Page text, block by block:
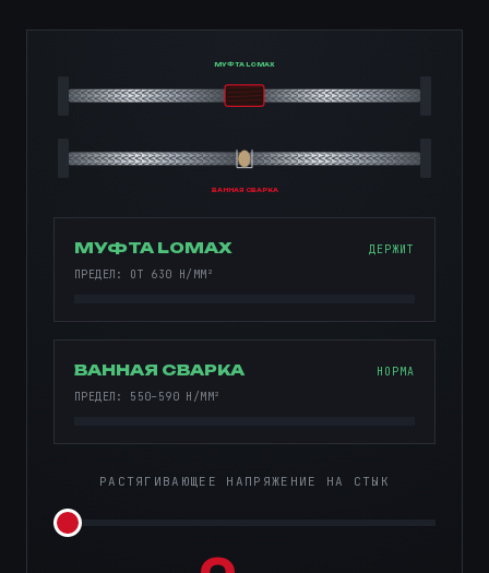
МУФТА LOMAX
ВАННАЯ СВАРКА
МУФТА LOMAX
ДЕРЖИТ
ПРЕДЕЛ: ОТ 630 Н/ММ²
ВАННАЯ СВАРКА
НОРМА
ПРЕДЕЛ: 550–590 Н/ММ²
РАСТЯГИВАЮЩЕЕ НАПРЯЖЕНИЕ НА СТЫК